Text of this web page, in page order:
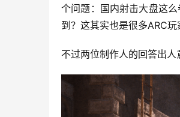
个问题：国内射击大盘这
到？这其实也是很多ARC玩
不过两位制作人的回答出人